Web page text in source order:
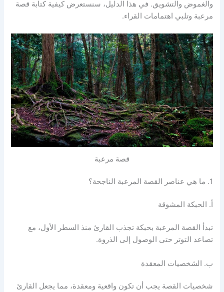
والغموض والتشويق. في هذا الدليل، سنستعرض كيفية كتابة قصة
مرعبة وتلبي اهتمامات القراء.​
قصة مرعبة
1. ما هي عناصر القصة المرعبة الناجحة؟
أ. الحبكة المشوقة
تبدأ القصة المرعبة بحبكة تجذب القارئ منذ السطر الأول، مع
تصاعد التوتر حتى الوصول إلى الذروة.​
ب. الشخصيات المعقدة
شخصيات القصة يجب أن تكون واقعية ومعقدة، مما يجعل القارئ